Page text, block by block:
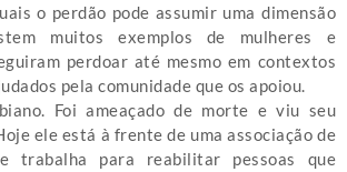
o perdão pode assumir uma dimensão
muitos exemplos de mulheres e
perdoar até mesmo em contextos
pela comunidade que os apoiou.
Foi ameaçado de morte e viu seu
ele está à frente de uma associação de
trabalha para reabilitar pessoas que